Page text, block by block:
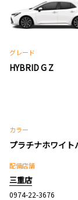
グレード
HYBRID G Z
カラー
プラチナホワイト
配備店舗
三重店
0974-22-3676